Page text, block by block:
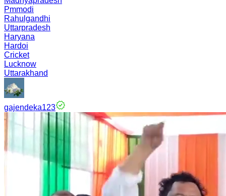
Pmmodi
Rahulgandhi
Uttarpradesh
Haryana
Hardoi
Cricket
Lucknow
Uttarakhand
gajendeka123